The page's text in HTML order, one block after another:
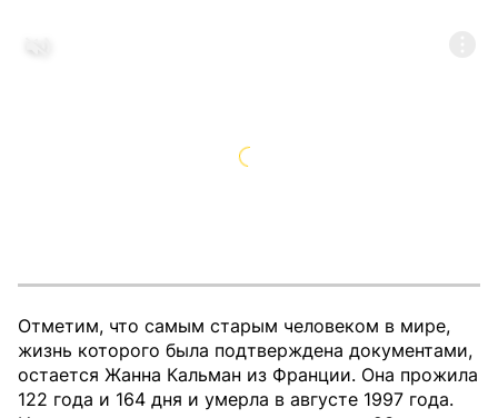
Отметим, что самым старым человеком в мире,
жизнь которого была подтверждена документами,
остается Жанна Кальман из Франции. Она прожила
122 года и 164 дня и умерла в августе 1997 года.